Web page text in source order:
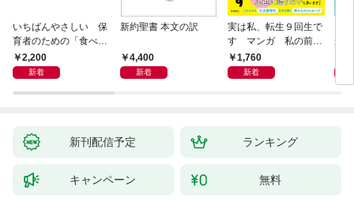
いちばんやさしい 保
育者のための「食べな
い子」サポートＢＯＯ
Ｋ 偏食・少食のお悩
2,200
新着
新約聖書 本文の訳
4,400
新着
実は私、転生９回生で
す マンガ 私の前世
物語1,760
新着
が
新刊配信予定 ランキング
キャンペーン 無料